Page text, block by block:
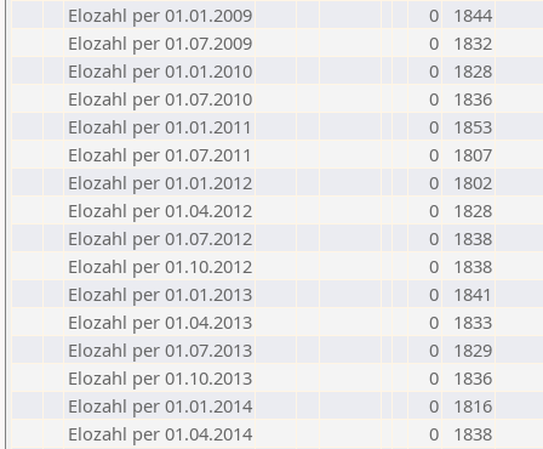
Elozahl per 01.01.2009
0
1844
Elozahl per 01.07.2009
0
1832
Elozahl per 01.01.2010
0
1828
Elozahl per 01.07.2010
0
1836
Elozahl per 01.01.2011
0
1853
Elozahl per 01.07.2011
0
1807
Elozahl per 01.01.2012
0
1802
Elozahl per 01.04.2012
0
1828
Elozahl per 01.07.2012
0
1838
Elozahl per 01.10.2012
0
1838
Elozahl per 01.01.2013
0
1841
Elozahl per 01.04.2013
0
1833
Elozahl per 01.07.2013
0
1829
Elozahl per 01.10.2013
0
1836
Elozahl per 01.01.2014
0
1816
Elozahl per 01.04.2014
0
1838